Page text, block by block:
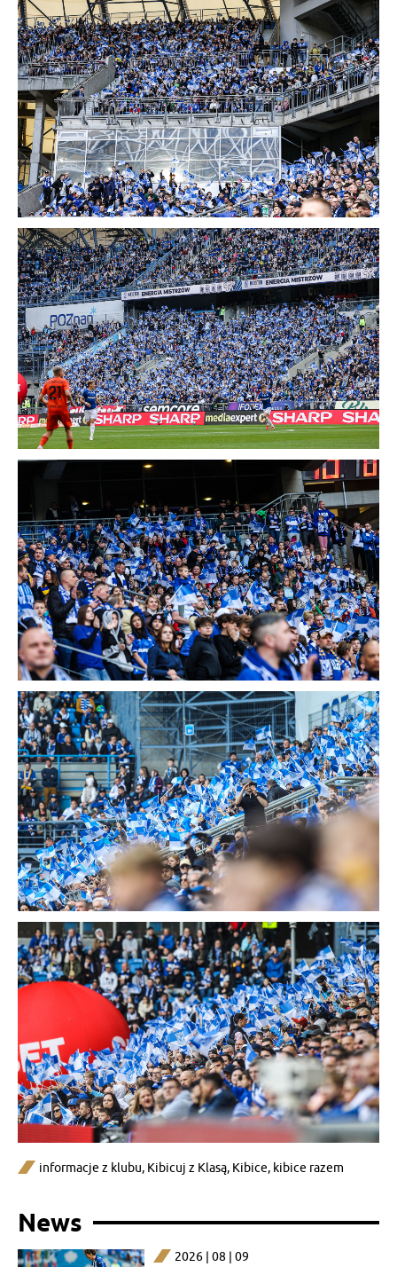
informacje z klubu, Kibicuj z Klasą, Kibice, kibice razem
News
2026 | 08 | 09